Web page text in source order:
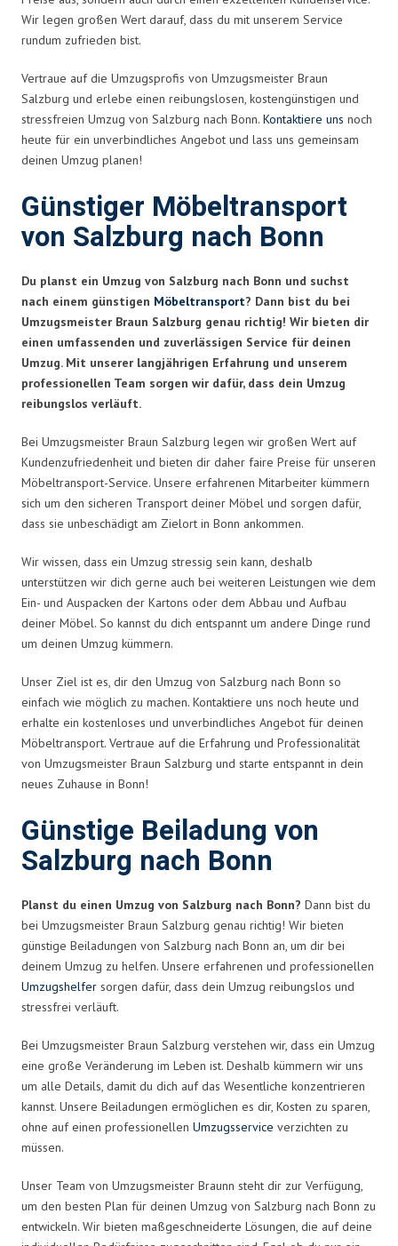
Wir legen großen Wert darauf, dass du mit unserem Service
rundum zufrieden bist.
Vertraue auf die Umzugsprofis von Umzugsmeister Braun
Salzburg und erlebe einen reibungslosen, kostengünstigen und
stressfreien Umzug von Salzburg nach Bonn. Kontaktiere uns noch
heute für ein unverbindliches Angebot und lass uns gemeinsam
deinen Umzug planen!
Günstiger Möbeltransport
von Salzburg nach Bonn
Du planst ein Umzug von Salzburg nach Bonn und suchst
nach einem günstigen Möbeltransport? Dann bist du bei
Umzugsmeister Braun Salzburg genau richtig! Wir bieten dir
einen umfassenden und zuverlässigen Service für deinen
Umzug. Mit unserer langjährigen Erfahrung und unserem
professionellen Team sorgen wir dafür, dass dein Umzug
reibungslos verläuft.
Bei Umzugsmeister Braun Salzburg legen wir großen Wert auf
Kundenzufriedenheit und bieten dir daher faire Preise für unseren
Möbeltransport-Service. Unsere erfahrenen Mitarbeiter kümmern
sich um den sicheren Transport deiner Möbel und sorgen dafür,
dass sie unbeschädigt am Zielort in Bonn ankommen.
Wir wissen, dass ein Umzug stressig sein kann, deshalb
unterstützen wir dich gerne auch bei weiteren Leistungen wie dem
Ein- und Auspacken der Kartons oder dem Abbau und Aufbau
deiner Möbel. So kannst du dich entspannt um andere Dinge rund
um deinen Umzug kümmern.
Unser Ziel ist es, dir den Umzug von Salzburg nach Bonn so
einfach wie möglich zu machen. Kontaktiere uns noch heute und
erhalte ein kostenloses und unverbindliches Angebot für deinen
Möbeltransport. Vertraue auf die Erfahrung und Professionalität
von Umzugsmeister Braun Salzburg und starte entspannt in dein
neues Zuhause in Bonn!
Günstige Beiladung von
Salzburg nach Bonn
Planst du einen Umzug von Salzburg nach Bonn? Dann bist du
bei Umzugsmeister Braun Salzburg genau richtig! Wir bieten
günstige Beiladungen von Salzburg nach Bonn an, um dir bei
deinem Umzug zu helfen. Unsere erfahrenen und professionellen
Umzugshelfer sorgen dafür, dass dein Umzug reibungslos und
stressfrei verläuft.
Bei Umzugsmeister Braun Salzburg verstehen wir, dass ein Umzug
eine große Veränderung im Leben ist. Deshalb kümmern wir uns
um alle Details, damit du dich auf das Wesentliche konzentrieren
kannst. Unsere Beiladungen ermöglichen es dir, Kosten zu sparen,
ohne auf einen professionellen Umzugsservice verzichten zu
müssen.
Unser Team von Umzugsmeister Braunn steht dir zur Verfügung,
um den besten Plan für deinen Umzug von Salzburg nach Bonn zu
entwickeln. Wir bieten maßgeschneiderte Lösungen, die auf deine